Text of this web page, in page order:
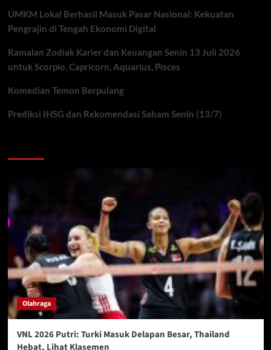
UMKM Lokal Berhasil Masuk Pasar Nasional: Kekuatan
Pengrajin di Tengah Ekonomi Digital
Ramalan Zodiak Karier dan Keuangan Senin 13 Juli 2026
untuk Scorpio, Capricorn, Aquarius, Pisces
Komedian Temon Berpulang
Prediksi IHSG dan Rekomendasi Saham Senin (13/7)
Olahraga
VNL 2026 Putri: Turki Masuk Delapan Besar, Thailand
Hebat, Lihat Klasemen